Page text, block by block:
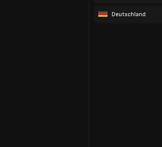
Deutschland